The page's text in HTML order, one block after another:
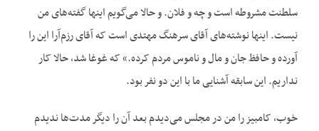
سلطنت مشروطه است و چه و فلان. و حالا می‌گویم اینها گفته‌های من
نیست. اینها نوشته‌های آقای سرهنگ مهتدی است که آقای رزم‌آرا این را
آورده و حافظ جان و مال و ناموس مردم کرده.» که غوغا شد، حالا کار
نداریم. این سابقه آشنایی ما با این دو نفر بود.
خوب، کامبیز را من در مجلس می‌دیدم بعد آن را دیگر مدت‌ها ندیدم